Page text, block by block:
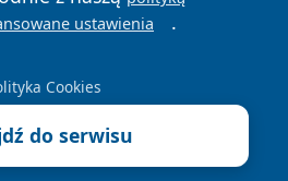
ustawienia .
Cookies
do serwisu